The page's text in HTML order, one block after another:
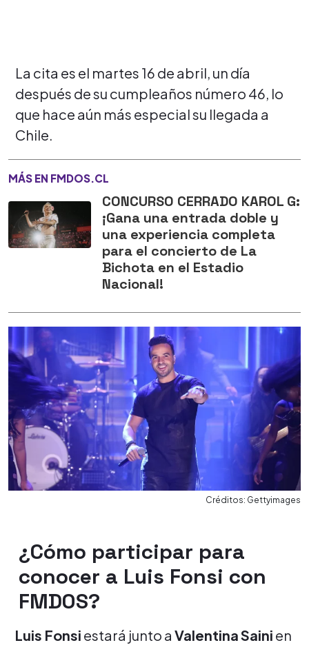
La cita es el martes 16 de abril, un día
después de su cumpleaños número 46, lo
que hace aún más especial su llegada a
Chile.
MÁS EN FMDOS.CL
CONCURSO CERRADO KAROL G:
¡Gana una entrada doble y
una experiencia completa
para el concierto de La
Bichota en el Estadio
Nacional!
Créditos: Gettyimages
¿Cómo participar para
conocer a Luis Fonsi con
FMDOS?
Luis Fonsi estará junto a ValentinaSaini en